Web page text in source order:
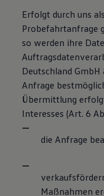
Erfolgt durch uns
Probefahrtanfrage
so werden ihre
Deutschland
Anfrage
Übermittlung
Interesses (Art. 6
die Anfrage
Maßnahmen